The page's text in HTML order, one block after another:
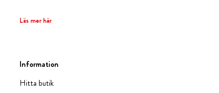
Läs mer här
Information
Hitta butik